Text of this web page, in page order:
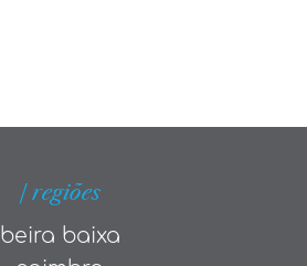
| regiões
beira baixa